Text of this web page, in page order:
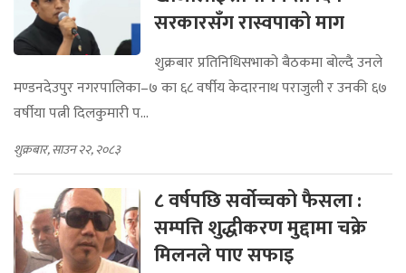
सरकारसँग रास्वपाको माग
शुक्रबार प्रतिनिधिसभाको बैठकमा बोल्दै उनले
मण्डनदेउपुर नगरपालिका–७ का ६८ वर्षीय केदारनाथ पराजुली र उनकी ६७
वर्षीया पत्नी दिलकुमारी प...
शुक्रबार, साउन २२, २०८३
८ वर्षपछि सर्वोच्चको फैसला :
सम्पत्ति शुद्धीकरण मुद्दामा चक्रे
मिलनले पाए सफाइ